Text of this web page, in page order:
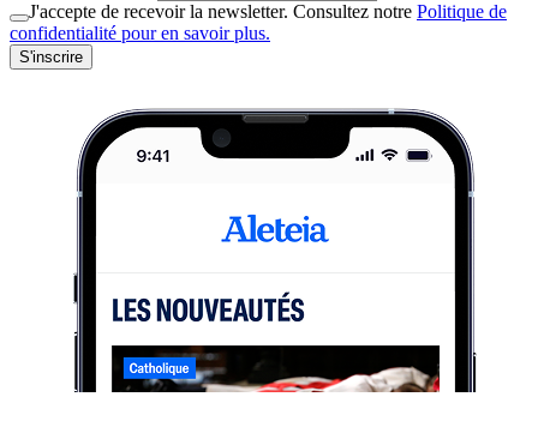
J'accepte de recevoir la newsletter. Consultez notre Politique de
confidentialité pour en savoir plus.
S'inscrire